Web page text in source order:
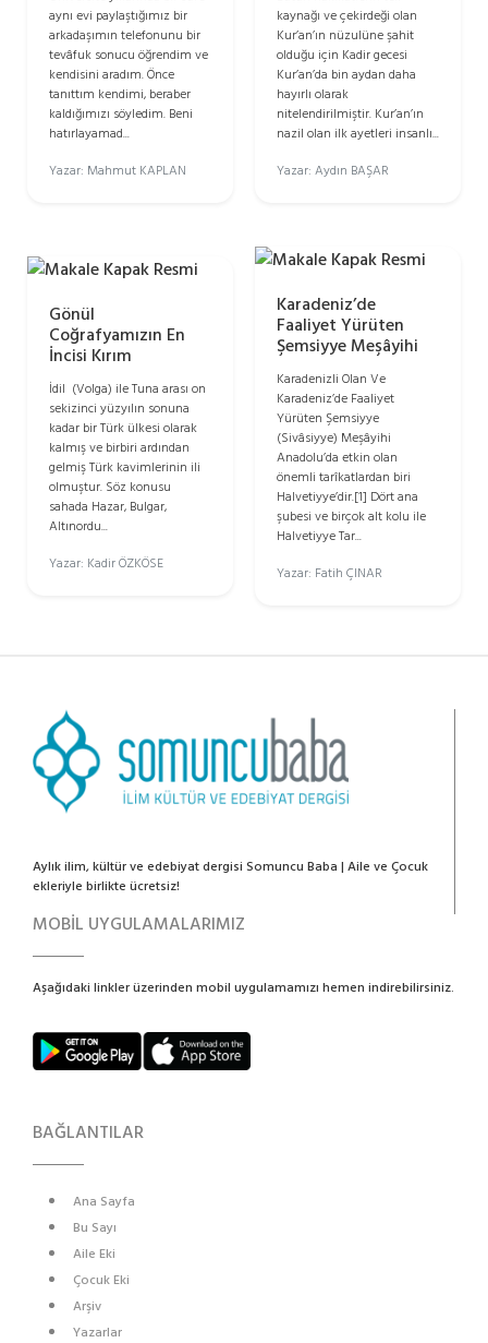
aynı evi paylaştığımız bir
arkadaşımın telefonunu bir
tevâfuk sonucu öğrendim ve
kendisini aradım. Önce
tanıttım kendimi, beraber
kaldığımızı söyledim. Beni
hatırlayamad...
Yazar: Mahmut KAPLAN
kaynağı ve çekirdeği olan
Kur’an’ın nüzulüne şahit
olduğu için Kadir gecesi
Kur’an’da bin aydan daha
hayırlı olarak
nitelendirilmiştir. Kur’an’ın
nazil olan ilk ayetleri insanlı...
Yazar: Aydın BAŞAR
Gönül
Coğrafyamızın En
İncisi Kırım
İdil (Volga) ile Tuna arası on
sekizinci yüzyılın sonuna
kadar bir Türk ülkesi olarak
kalmış ve birbiri ardından
gelmiş Türk kavimlerinin ili
olmuştur. Söz konusu
sahada Hazar, Bulgar,
Altınordu...
Yazar: Kadir ÖZKÖSE
Karadeniz’de
Faaliyet Yürüten
Şemsiyye Meşâyihi
Karadenizli Olan Ve
Karadeniz’de Faaliyet
Yürüten Şemsiyye
(Sivâsiyye) Meşâyihi
Anadolu’da etkin olan
önemli tarîkatlardan biri
Halvetiyye’dir.[1] Dört ana
şubesi ve birçok alt kolu ile
Halvetiyye Tar...
Yazar: Fatih ÇINAR
Aylık ilim, kültür ve edebiyat dergisi Somuncu Baba | Aile ve Çocuk
ekleriyle birlikte ücretsiz!
MOBİL UYGULAMALARIMIZ
Aşağıdaki linkler üzerinden mobil uygulamamızı hemen indirebilirsiniz.
BAĞLANTILAR
Ana Sayfa
Bu Sayı
Aile Eki
Çocuk Eki
Arşiv
Yazarlar